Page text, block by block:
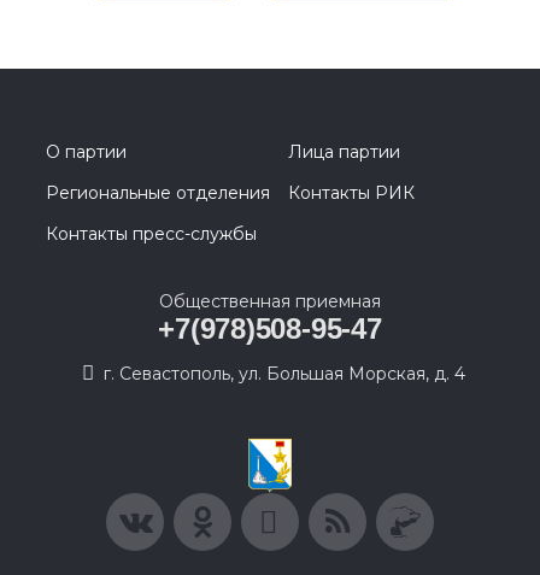
О партии
Лица партии
Региональные отделения
Контакты РИК
Контакты пресс-службы
Общественная приемная
+7(978)508-95-47
г. Севастополь, ул. Большая Морская, д. 4